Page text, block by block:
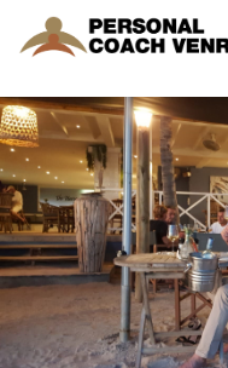
Home
De Multi
Oscillator
MWO +
Tube